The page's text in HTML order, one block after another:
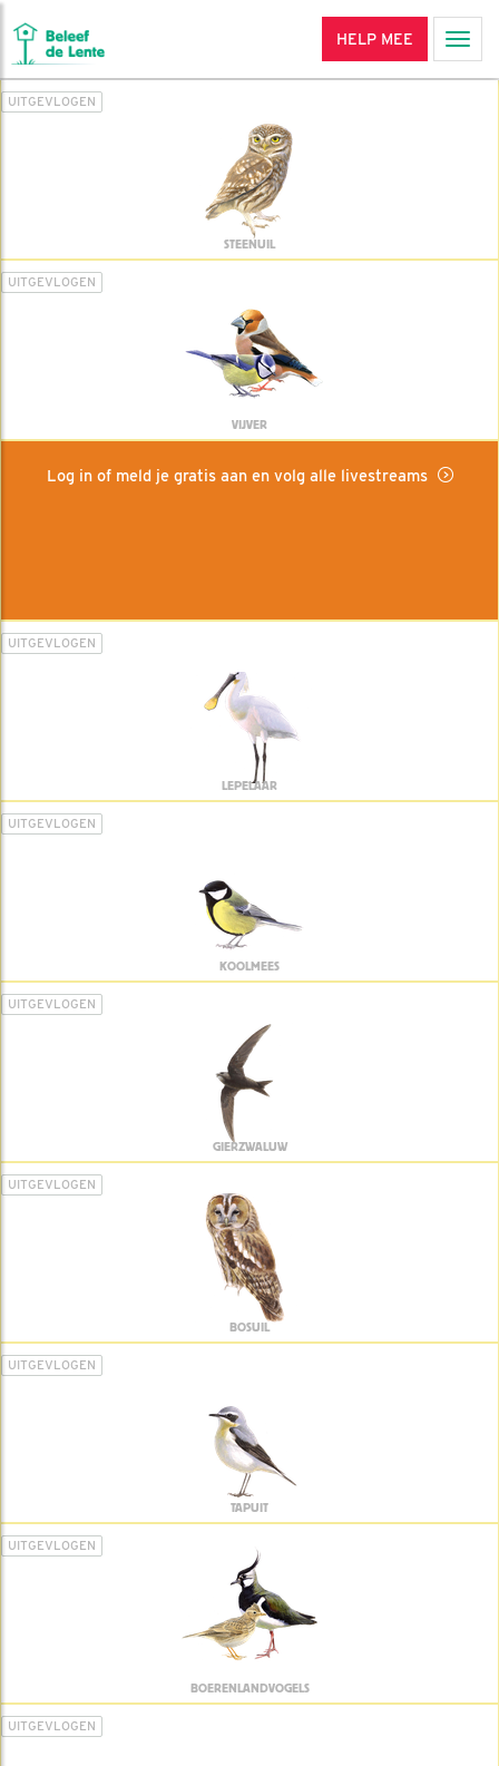
HELP MEE
UITGEVLOGEN
STEENUIL
UITGEVLOGEN
VIJVER
Log in of meld je gratis aan en volg alle livestreams
UITGEVLOGEN
LEPELAAR
UITGEVLOGEN
KOOLMEES
UITGEVLOGEN
GIERZWALUW
UITGEVLOGEN
BOSUIL
UITGEVLOGEN
TAPUIT
UITGEVLOGEN
BOERENLANDVOGELS
UITGEVLOGEN